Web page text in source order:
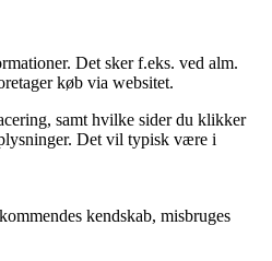
Det sker f.eks. ved alm.
køb via websitet.
samt hvilke sider du klikker
Det vil typisk være i
kendskab, misbruges